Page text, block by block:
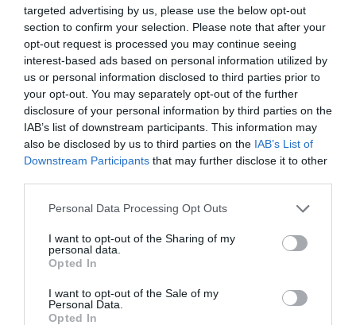
targeted advertising by us, please use the below opt-out
section to confirm your selection. Please note that after your
opt-out request is processed you may continue seeing
interest-based ads based on personal information utilized by
us or personal information disclosed to third parties prior to
your opt-out. You may separately opt-out of the further
disclosure of your personal information by third parties on the
IAB’s list of downstream participants. This information may
also be disclosed by us to third parties on the IAB’s List of
Downstream Participants that may further disclose it to other
Personal Data Processing Opt Outs
I want to opt-out of the Sharing of my
personal data.
Opted In
I want to opt-out of the Sale of my
Personal Data.
Opted In